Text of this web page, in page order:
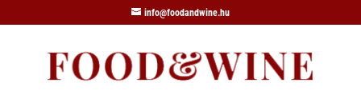
info@foodandwine.hu